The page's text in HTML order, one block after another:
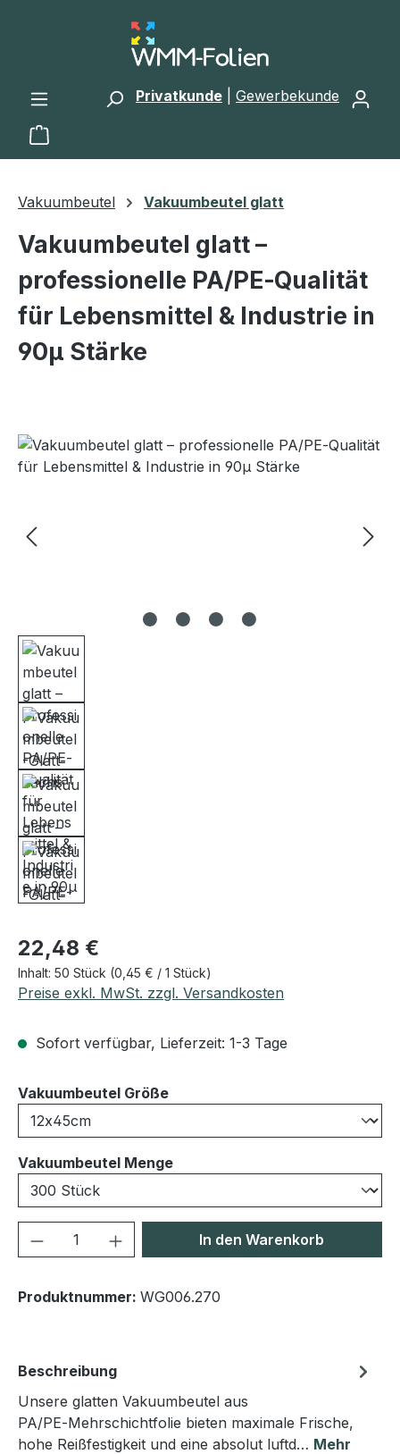
Zum Hauptinhalt springen
Privatkunde Gewerbekunde
Warenkorb enthält 0 Positionen. Der
Vakuumbeutel Vakuumbeutel glatt
Vakuumbeutel glatt –
professionelle PA/PE‑Qualität
für Lebensmittel & Industrie in
90µ Stärke
Bildergalerie überspringen
Regulärer Preis:
22,48 €
Inhalt: 50 Stück (0,45 € / 1 Stück)
Preise exkl. MwSt. zzgl. Versandkosten
Sofort verfügbar, Lieferzeit: 1-3 Tage
Vakuumbeutel Größeauswählen
Vakuumbeutel Mengeauswählen
Produkt Anzahl: Gib denIn den Warenkorb
Produktnummer: WG006.270
Beschreibung
Unsere glatten Vakuumbeutel aus
PA/PE‑Mehrschichtfolie bieten maximale Frische,
hohe Reißfestigkeit und eine absolut luftd… Mehr